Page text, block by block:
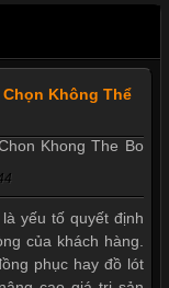
Không Thể
yếu tố quyết định
của khách hàng.
phục hay đồ lót